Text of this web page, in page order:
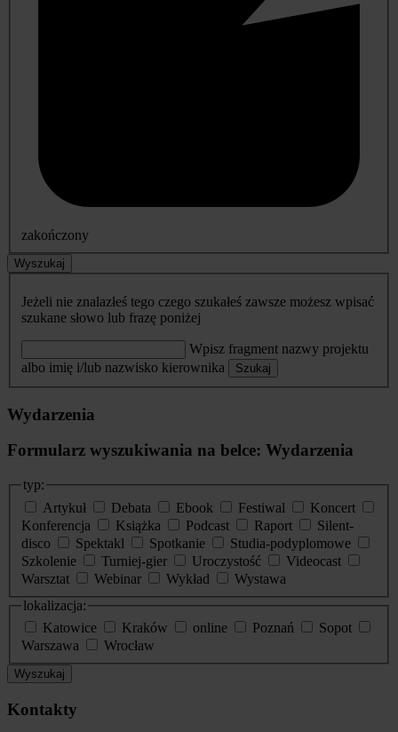
zakończony
Wyszukaj
Jeżeli nie znalazłeś tego czego szukałeś zawsze możesz wpisać
szukane słowo lub frazę poniżej
Wpisz fragment nazwy projektu
albo imię i/lub nazwisko kierownika
Szukaj
Wydarzenia
Formularz wyszukiwania na belce: Wydarzenia
typ:
Artykuł
Debata Ebook Festiwal
Koncert
Konferencja
Książka Podcast Raport
Silent-
disco
Spektakl Spotkanie
Studia-podyplomowe
Szkolenie
Turniej-gier Uroczystość
Videocast
Warsztat
Webinar Wykład
Wystawa
lokalizacja:
Katowice
Kraków online Poznań
Sopot
Warszawa
Wrocław
Wyszukaj
Kontakty